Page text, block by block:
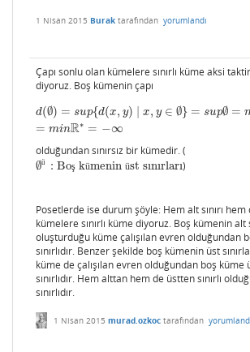
1 Nisan 2015 Burak tarafından yorumlandı
Çapı sonlu olan kümelere sınırlı küme aksi
diyoruz. Boş kümenin çapı
d(∅) = sup{d(x, y) x, y ∈ ∅} = sup∅ =
= minR∗ = −∞
d (∅)=sup{d x,y )∣ x, ∈ ∅} =su p∅=min ∅ü =
olduğundan sınırsız bir kümedir. (
∅ü : Boşkümenin üst sınırları
∅ü :Boş kümenin üst sınırları )
Posetlerde ise durum şöyle: Hem alt sınırı hem
kümelere sınırlı küme diyoruz. Boş kümenin alt
oluşturduğu küme çalışılan evren olduğundan
sınırlıdır. Benzer şekilde boş kümenin üst
küme de çalışılan evren olduğundan boş küme
sınırlıdır. Hem alttan hem de üstten sınırlı
sınırlıdır.
1 Nisan 2015 murad.ozkoc tarafından